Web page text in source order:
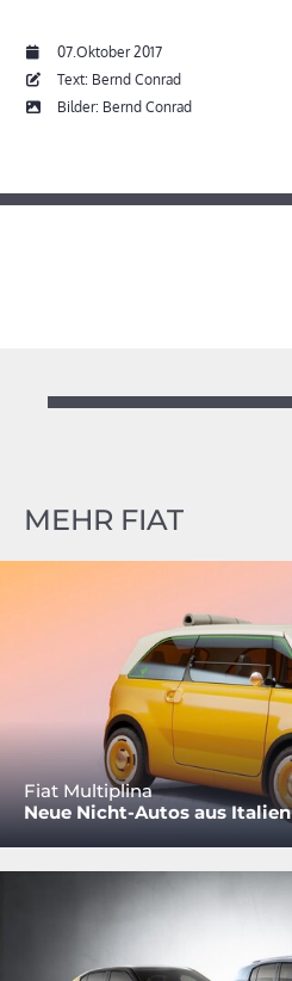
07.Oktober 2017
Text: Bernd Conrad
Bilder: Bernd Conrad
MEHR FIAT
Fiat Multiplina
Neue Nicht-Autos aus Italien